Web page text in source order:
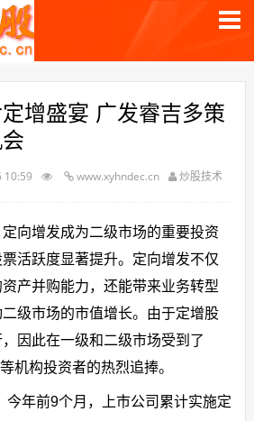
增盛宴 广发睿吉多策
10:59 www.xyhndec.cn 炒股技术
向增发成为二级市场的重要投资
活跃度显著提升。定向增发不仅
产并购能力，还能带来业务转型
级市场的市值增长。由于定增股
因此在一级和二级市场受到了
机构投资者的热烈追捧。
今年前9个月，上市公司累计实施定